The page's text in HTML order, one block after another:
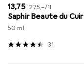
EUR
13,75 EUR
275,–/1l
Saphir Beaute du Cuir
50 ml
31